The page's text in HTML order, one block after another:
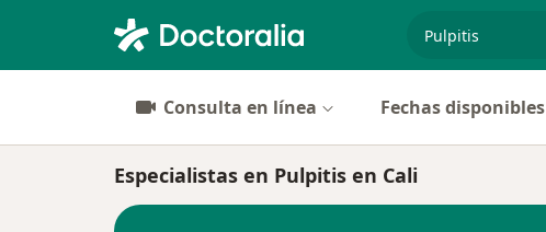
Consulta en línea Fechas disponibles
Especialistas en Pulpitis en Cali